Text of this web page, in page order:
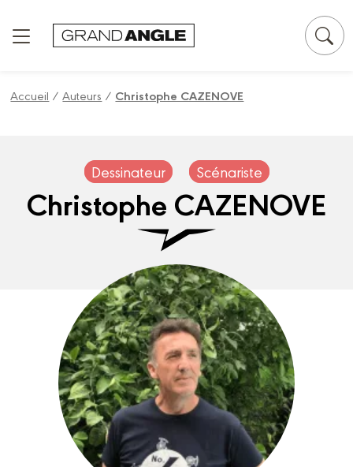
Accueil /Auteurs / Christophe CAZENOVE
Dessinateur Scénariste
Christophe CAZENOVE